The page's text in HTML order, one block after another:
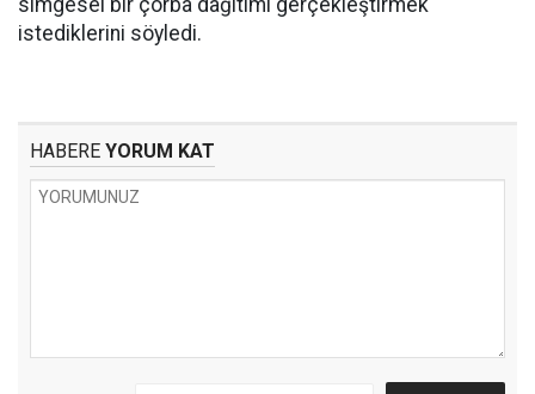
simgesel bir çorba dağıtımı gerçekleştirmek
istediklerini söyledi.
HABERE YORUM KAT